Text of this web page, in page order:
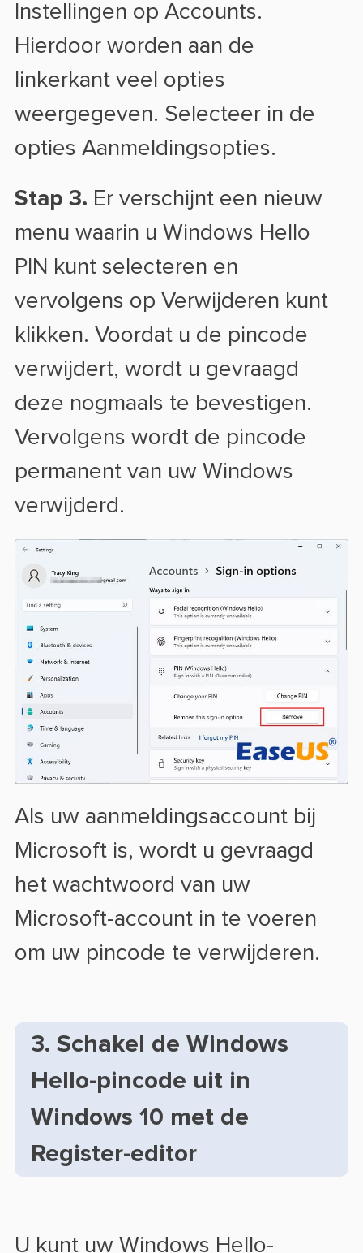
Instellingen op Accounts.
Hierdoor worden aan de
linkerkant veel opties
weergegeven. Selecteer in de
opties Aanmeldingsopties.
Stap 3. Er verschijnt een nieuw
menu waarin u Windows Hello
PIN kunt selecteren en
vervolgens op Verwijderen kunt
klikken. Voordat u de pincode
verwijdert, wordt u gevraagd
deze nogmaals te bevestigen.
Vervolgens wordt de pincode
permanent van uw Windows
verwijderd.
Als uw aanmeldingsaccount bij
Microsoft is, wordt u gevraagd
het wachtwoord van uw
Microsoft-account in te voeren
om uw pincode te verwijderen.
3. Schakel de Windows
Hello-pincode uit in
Windows 10 met de
Register-editor
U kunt uw Windows Hello-